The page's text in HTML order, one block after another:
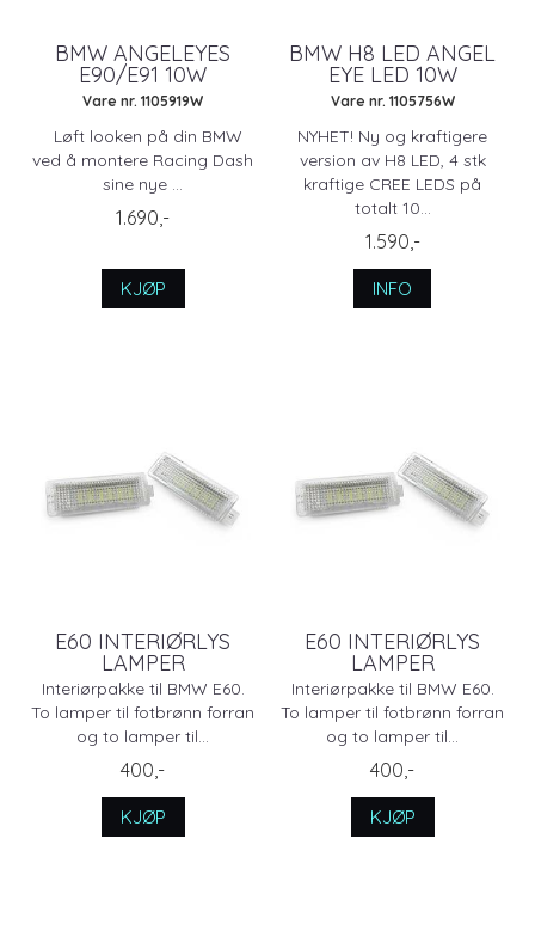
BMW ANGELEYES
E90/E91 10W
Vare nr. 1105919W
Løft looken på din BMW
ved å montere Racing Dash
sine nye ...
1.690,-
KJØP
BMW H8 LED ANGEL
EYE LED 10W
Vare nr. 1105756W
NYHET! Ny og kraftigere
version av H8 LED, 4 stk
kraftige CREE LEDS på
totalt 10...
1.590,-
INFO
E60 INTERIØRLYS
LAMPER
Interiørpakke til BMW E60.
To lamper til fotbrønn forran
og to lamper til...
400,-
KJØP
E60 INTERIØRLYS
LAMPER
Interiørpakke til BMW E60.
To lamper til fotbrønn forran
og to lamper til...
400,-
KJØP